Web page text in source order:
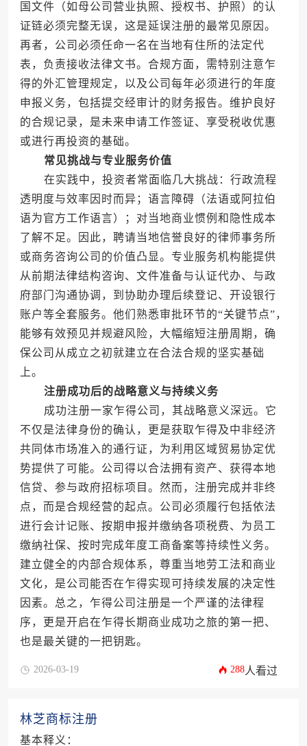
国文件（如母公司营业执照、授权书、护照）的认
证链必须完整无误，这是延误注册的最常见原因。
再者，公司必须任命一名在当地有住所的法定代
表，负责接收法律文书。合规方面，需特别注意乍
得的外汇管理规定，以及公司每年必须进行的年度
申报义务，包括提交经审计的财务报告。维护良好
的合规记录，是未来申请工作签证、享受税收优惠
或进行再投资的基础。
常见挑战与专业服务价值
在实践中，投资者常面临几大挑战：行政流程
透明度与效率因时而异；语言障碍（法语或阿拉伯
语为官方工作语言）；对当地商业惯例和隐性成本
了解不足。因此，聘请当地信誉良好的律师事务所
或商务咨询公司的价值凸显。专业服务机构能提供
从前期法律结构咨询、文件准备与认证代办、与政
府部门沟通协调，到协助办理后续登记、开设银行
账户等全套服务。他们熟悉审批环节的“关键节点”，
能够有效预见并规避风险，大幅缩短注册周期，确
保公司从成立之初就建立在合法合规的坚实基础
上。
注册成功后的战略意义与持续义务
成功注册一家乍得公司，其战略意义深远。它
不仅是法律身份的确认，更是获取乍得及中非经济
共同体市场准入的通行证，为利用区域贸易协定优
势提供了可能。公司得以合法拥有资产、获得本地
信贷、参与政府招标项目。然而，注册完成并非终
点，而是合规经营的起点。公司必须履行包括依法
进行会计记账、按期申报并缴纳各项税费、为员工
缴纳社保、按时完成年度工商备案等持续性义务。
建立健全的内部合规体系，尊重当地劳工法和商业
文化，是公司能否在乍得实现可持续发展的决定性
因素。总之，乍得公司注册是一个严谨的法律程
序，更是开启在乍得长期商业成功之旅的第一把、
也是最关键的一把钥匙。
2026-03-19 288人看过
林芝商标注册
基本释义：